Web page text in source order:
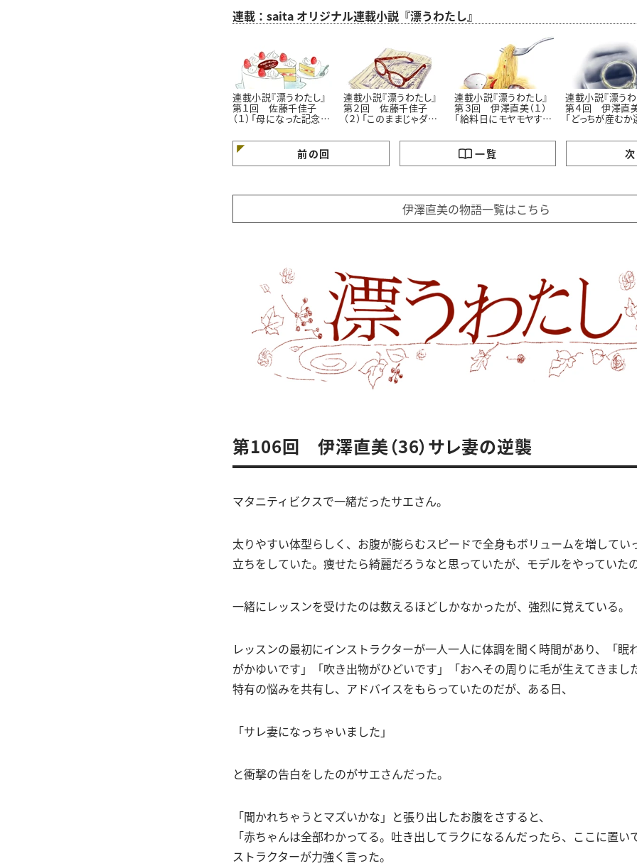
連載：saita オリジナル連載小説『漂うわたし』
連載小説『漂うわたし』
第１回 佐藤千佳子
（１）「母になった記念
連載小説『漂うわたし』
第２回 佐藤千佳子
（２）「このままじゃダ
連載小説『漂うわたし』
第３回 伊澤直美（１）
「給料日にモヤモヤする
連載小説『漂うわ
第４回 伊澤直美
「どっちが産む
前の回 一覧
伊澤直美の物語一覧はこちら
第106回 伊澤直美（36）サレ妻の逆襲
マタニティビクスで一緒だったサエさん。
太りやすい体型らしく、お腹が膨らむスピードで全身もボリュームを増してい
立ちをしていた。痩せたら綺麗だろうなと思っていたが、モデルをやっていた
一緒にレッスンを受けたのは数えるほどしかなかったが、強烈に覚えている。
レッスンの最初にインストラクターが一人一人に体調を聞く時間があり、「眠
がかゆいです」「吹き出物がひどいです」「おへその周りに毛が生えてきまし
特有の悩みを共有し、アドバイスをもらっていたのだが、ある日、
「サレ妻になっちゃいました」
と衝撃の告白をしたのがサエさんだった。
「聞かれちゃうとマズいかな」と張り出したお腹をさすると、
「赤ちゃんは全部わかってる。吐き出してラクになるんだったら、ここに置い
ストラクターが力強く言った。